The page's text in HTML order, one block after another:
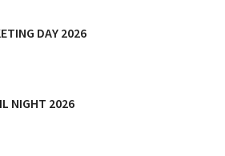
DAY 2026
NIGHT 2026